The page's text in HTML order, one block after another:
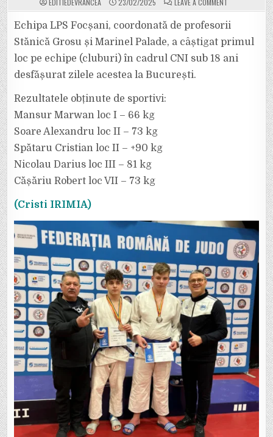
EDITIEDEVRANCEA 23/02/2025 LEAVE A COMMENT
JUDO.
FOCȘANI
A
TERMINAT
PE
PRIMUL
LOC
CAMPIONATUL
Echipa LPS Focșani, coordonată de profesorii
Stănică Grosu și Marinel Palade, a câștigat primul
loc pe echipe (cluburi) în cadrul CNI sub 18 ani
desfășurat zilele acestea la București.
Rezultatele obținute de sportivi:
Mansur Marwan loc I – 66 kg
Soare Alexandru loc II – 73 kg
Spătaru Cristian loc II – +90 kg
Nicolau Darius loc III – 81 kg
Cășăriu Robert loc VII – 73 kg
(Cristi IRIMIA)